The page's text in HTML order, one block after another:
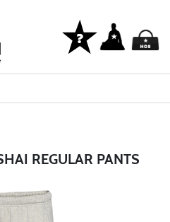
REGULAR PANTS